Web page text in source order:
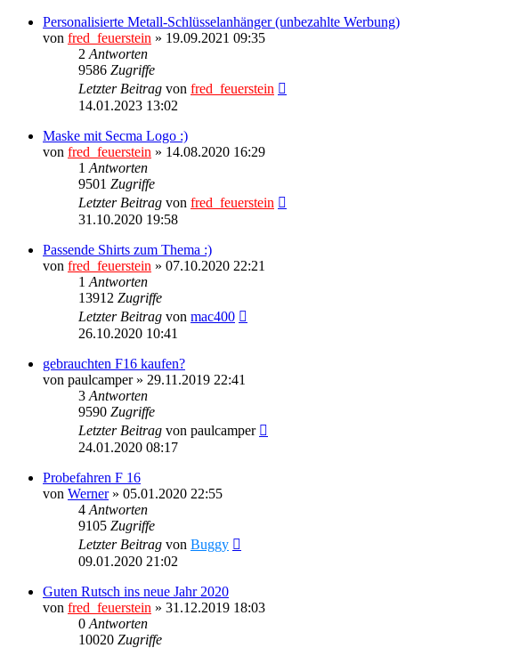
Personalisierte Metall-Schlüsselanhänger (unbezahlte Werbung)
von fred_feuerstein » 19.09.2021 09:35
2 Antworten
9586 Zugriffe
Letzter Beitrag von fred_feuerstein
14.01.2023 13:02
Maske mit Secma Logo :)
von fred_feuerstein » 14.08.2020 16:29
1 Antworten
9501 Zugriffe
Letzter Beitrag von fred_feuerstein
31.10.2020 19:58
Passende Shirts zum Thema :)
von fred_feuerstein » 07.10.2020 22:21
1 Antworten
13912 Zugriffe
Letzter Beitrag von mac400
26.10.2020 10:41
gebrauchten F16 kaufen?
von paulcamper» 29.11.2019 22:41
3 Antworten
9590 Zugriffe
Letzter Beitrag von paulcamper
24.01.2020 08:17
Probefahren F 16
von Werner» 05.01.2020 22:55
4 Antworten
9105 Zugriffe
Letzter Beitrag von Buggy
09.01.2020 21:02
Guten Rutsch ins neue Jahr 2020
von fred_feuerstein » 31.12.2019 18:03
0 Antworten
10020 Zugriffe